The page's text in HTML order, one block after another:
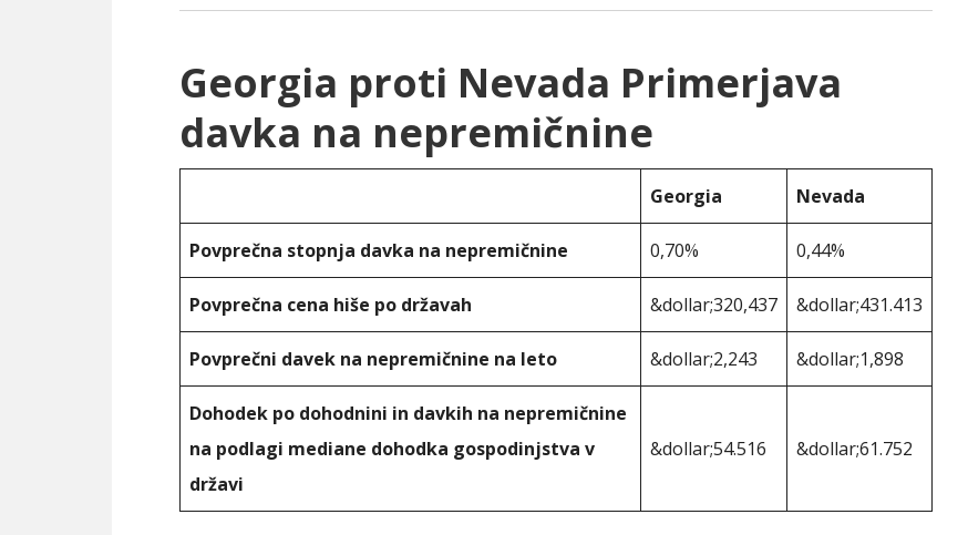
Georgia proti Nevada Primerjava
davka na nepremičnine
Georgia Nevada
Povprečna stopnja davka na nepremičnine 0,70% 0,44%
Povprečna cena hiše po državah &dollar;320,437 &dollar;431.413
Povprečni davek na nepremičnine na leto &dollar;2,243 &dollar;1,898
Dohodek po dohodnini in davkih na nepremičnine
na podlagi mediane dohodka gospodinjstva v
državi
&dollar;54.516 &dollar;61.752